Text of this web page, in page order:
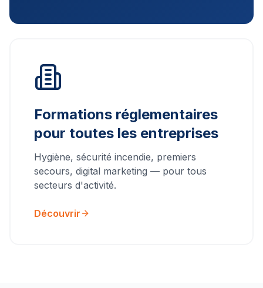
Formations réglementaires
pour toutes les entreprises
Hygiène, sécurité incendie, premiers
secours, digital marketing — pour tous
secteurs d'activité.
Découvrir